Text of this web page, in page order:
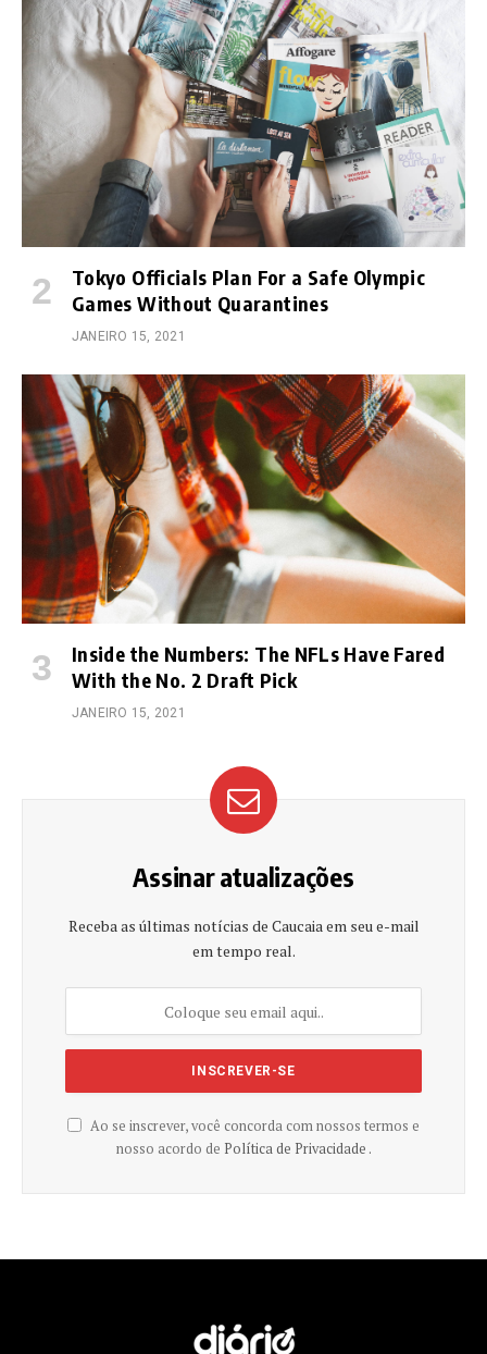
Tokyo Officials Plan For a Safe Olympic
Games Without Quarantines
JANEIRO 15, 2021
Inside the Numbers: The NFLs Have Fared
With the No. 2 Draft Pick
JANEIRO 15, 2021
Assinar atualizações
Receba as últimas notícias de Caucaia em seu e-mail
em tempo real.
Ao se inscrever, você concorda com nossos termos e
nosso acordo de Política de Privacidade .